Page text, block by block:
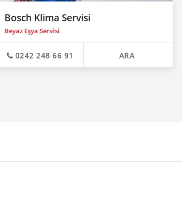
Bosch Klima Servisi
Beyaz Eşya Servisi
0242 248 66 91 ARA